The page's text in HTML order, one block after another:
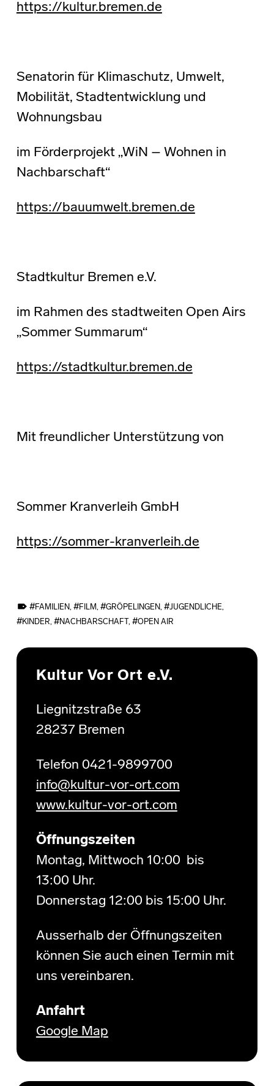
https://kultur.bremen.de
Senatorin für Klimaschutz, Umwelt,
Mobilität, Stadtentwicklung und
Wohnungsbau
im Förderprojekt „WiN – Wohnen in
Nachbarschaft“
https://bauumwelt.bremen.de
Stadtkultur Bremen e.V.
im Rahmen des stadtweiten Open Airs
„Sommer Summarum“
https://stadtkultur.bremen.de
Mit freundlicher Unterstützung von
Sommer Kranverleih GmbH
https://sommer-kranverleih.de
FAMILIEN, FILM, GRÖPELINGEN, JUGENDLICHE,
KINDER, NACHBARSCHAFT , OPEN AIR
Skip back to main navigation
Kultur Vor Ort e.V.
Liegnitzstraße 63
28237 Bremen
Telefon 0421-9899700
info@kultur-vor-ort.com
www.kultur-vor-ort.com
Öffnungszeiten
Montag, Mittwoch 10:00 bis
13:00 Uhr.
Donnerstag 12:00 bis 15:00 Uhr.
Ausserhalb der Öffnungszeiten
können Sie auch einen Termin mit
uns vereinbaren.
Anfahrt
Google Map